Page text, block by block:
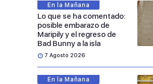
En la Mañana
Lo que se ha comentado:
posible embarazo de
Maripily y el regreso de
Bad Bunny a la isla
7 Agosto 2026
En la Mañana